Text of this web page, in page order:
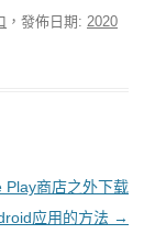
，發佈日期: 2020
Play商店之外下载
应用的方法 →